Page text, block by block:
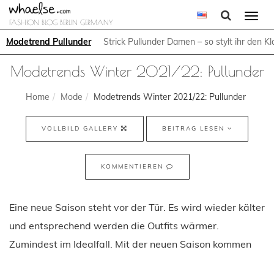
FASHION BLOG BERLIN GERMANY
Modetrend Pullunder Strick Pullunder Damen – so stylt ihr den
Modetrends Winter 2021/22: Pullunder
Home Mode Modetrends Winter 2021/22: Pullunder
VOLLBILD GALLERY BEITRAG LESEN
KOMMENTIEREN
Eine neue Saison steht vor der Tür. Es wird wieder kälter
und entsprechend werden die Outfits wärmer.
Zumindest im Idealfall. Mit der neuen Saison kommen